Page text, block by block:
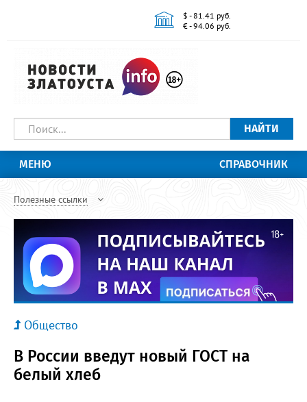
$ - 81.41 руб.
€ - 94.06 руб.
НАЙТИ
МЕНЮ СПРАВОЧНИК
Полезные ссылки
Общество
В России введут новый ГОСТ на
белый хлеб